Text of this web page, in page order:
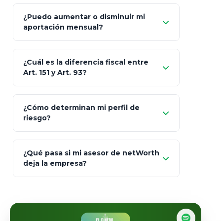
Seguros Monterrey
Skandia (Crea)
MetLife (MetaLife)
Prudential
¿Puedo aumentar o disminuir mi
aportación mensual?
¿Cuál es la diferencia fiscal entre
Art. 151 y Art. 93?
Art.
93
totalmente
libres de impuestos
¿Cómo determinan mi perfil de
riesgo?
¿Qué pasa si mi asesor de netWorth
deja la empresa?